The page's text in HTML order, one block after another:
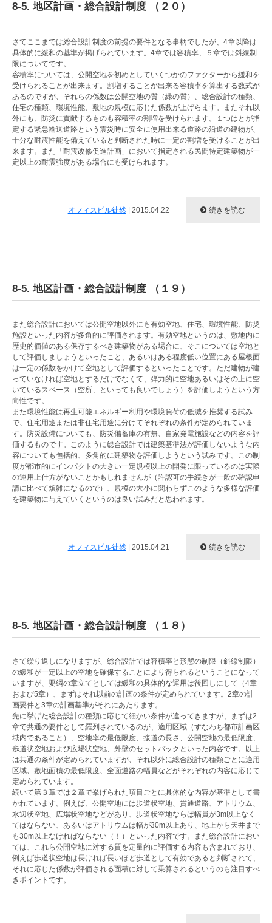
8-5. 地区計画・総合設計制度 （２０）
さてここまでは総合設計制度の前提の要件となる事柄でしたが、4章以降は
具体的に緩和の基準が掲げられています。4章では容積率、５章では斜線制
限についてです。
容積率については、公開空地を初めとしていくつかのファクターから緩和を
受けられることが出来ます。割増することが出来る容積率を算出する数式が
あるのですが、それらの係数は公開空地の質（緑の質）、総合設計の種類、
住宅の種類、環境性能、敷地の規模に応じた係数が上げらます。またそれ以
外にも、防災に貢献するものも容積率の割増を受けられます。１つはとが指
定する緊急輸送道路という震災時に安全に使用出来る道路の沿道の建物が、
十分な耐震性能を備えていると判断された時に一定の割増を受けることが出
来ます。また「耐震改修促進計画」において指定される民間特定建築物が一
定以上の耐震強度がある場合にも受けられます。
オフィスビル徒然| 2015.04.22 続きを読む
8-5. 地区計画・総合設計制度 （１９）
また総合設計においては公開空地以外にも有効空地、住宅、環境性能、防災
施設といった内容が多角的に評価されます。有効空地というのは、敷地内に
歴史的価値のある保存するべき建築物がある場合に、そこについては空地と
して評価しましょうといったこと、あるいはある程度低い位置にある屋根面
は一定の係数をかけて空地として評価するといったことです。ただ建物が建
っていなければ空地とするだけでなくて、弾力的に空地あるいはその上に空
いているスペース（空所、といっても良いでしょう）を評価しようという方
向性です。
また環境性能は再生可能エネルギー利用や環境負荷の低減を推奨する試み
で、住宅用途または非住宅用途に分けてそれぞれの条件が定められていま
す。防災設備についても、防災備蓄庫の有無、自家発電施設などの内容を評
価するものです。このように総合設計では建築基準法が評価しないような内
容についても包括的、多角的に建築物を評価しようという試みです。この制
度が都市的にインパクトの大きい一定規模以上の開発に限っているのは実際
の運用上仕方がないことかもしれませんが（許認可の手続きが一般の確認申
請に比べて煩雑になるので）、規模の大小に関わらずこのような多様な評価
を建築物に与えていくというのは良い試みだと思われます。
オフィスビル徒然| 2015.04.21 続きを読む
8-5. 地区計画・総合設計制度 （１８）
さて繰り返しになりますが、総合設計では容積率と形態の制限（斜線制限）
の緩和が一定以上の空地を確保することにより得られるということになって
いますが、要綱の章立てとしては緩和の具体的な運用は後回しにして（4章
および5章）、まずはそれ以前の計画の条件が定められています。2章の計
画要件と3章の計画基準がそれにあたります。
先に挙げた総合設計の種類に応じて細かい条件が違ってきますが、まずは2
章で共通の要件として羅列されているのが、適用区域（すなわち都市計画区
域内であること）、空地率の最低限度、接道の長さ、公開空地の最低限度、
歩道状空地および広場状空地、外壁のセットバックといった内容です。以上
は共通の条件が定められていますが、それ以外に総合設計の種類ごとに適用
区域、敷地面積の最低限度、全面道路の幅員などがそれぞれの内容に応じて
定められています。
続いて第３章では２章で挙げられた項目ごとに具体的な内容が基準として書
かれています。例えば、公開空地には歩道状空地、貫通道路、アトリウム、
水辺状空地、広場状空地などがあり、歩道状空地ならば幅員が3m以上なく
てはならない、あるいはアトリウムは幅が30m以上あり、地上から天井まで
も30m以上なければならない（！）といった内容です。また総合設計におい
ては、これら公開空地に対する質を定量的に評価する内容も含まれており、
例えば歩道状空地は長ければ長いほど歩道として有効であると判断されて、
それに応じた係数が評価される面積に対して乗算されるというのも注目すべ
きポイントです。